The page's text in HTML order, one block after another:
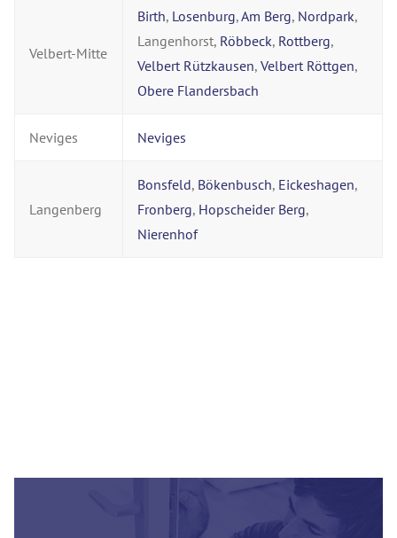
Velbert-Mitte
Birth, Losenburg,Am Berg, Nordpark,
Langenhorst, Röbbeck, Rottberg,
Velbert Rützkausen, Velbert Röttgen,
Obere Flandersbach
Neviges Neviges
Langenberg
Bonsfeld, Bökenbusch, Eickeshagen,
Fronberg, Hopscheider Berg,
Nierenhof